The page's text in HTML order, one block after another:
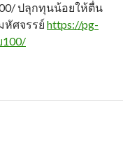
ปลุกทุนน้อยให้ตื่น
หัศจรรย์ https://pg-